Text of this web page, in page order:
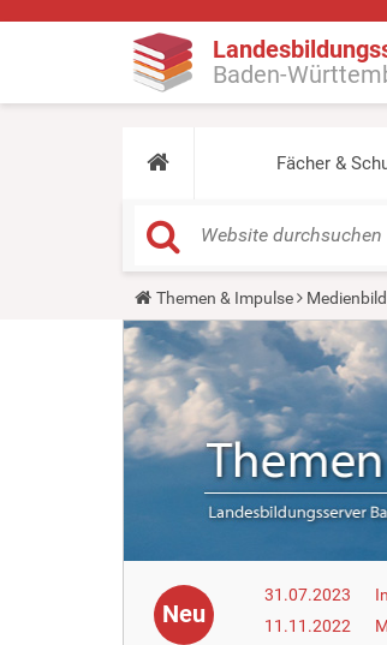
Baden-
Fächer &
Y
o
u
a
r
e
h
e
r
Themen & Impulse
Neu
31.07.2023
11.11.2022